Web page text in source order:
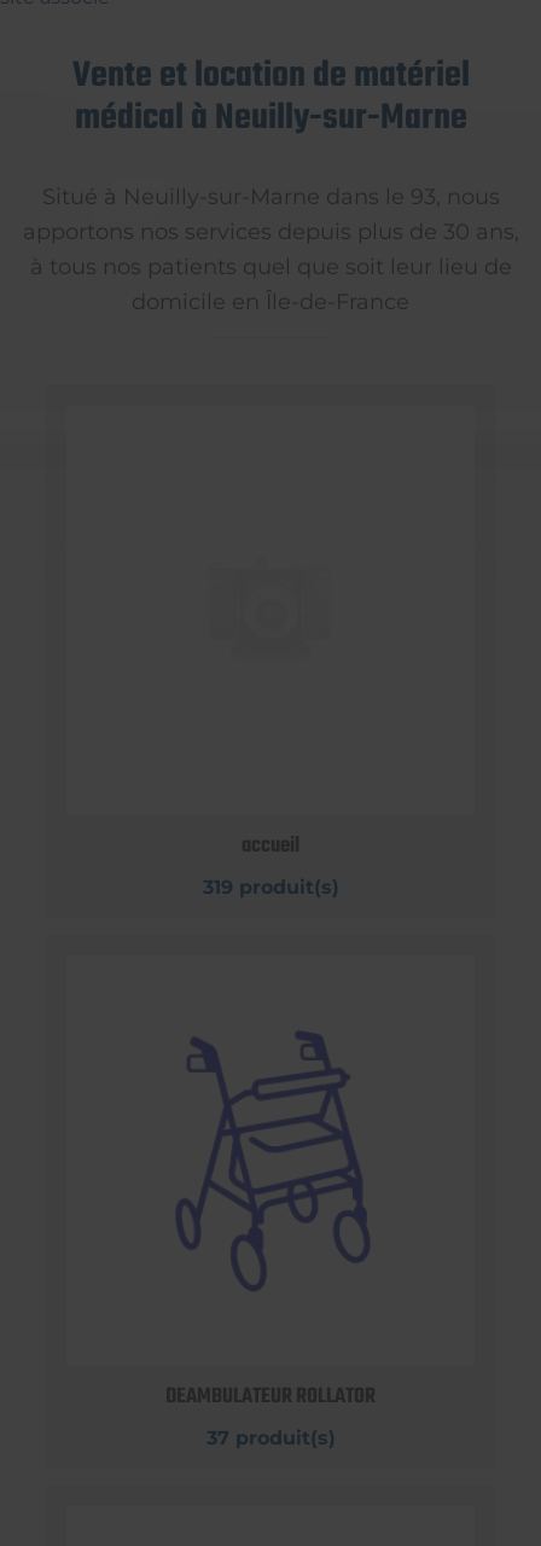
Vente et location de matériel
médical à Neuilly-sur-Marne
Situé à Neuilly-sur-Marne dans le 93, nous
apportons nos services depuis plus de 30 ans,
à tous nos patients quel que soit leur lieu de
domicile en Île-de-France
accueil
319 produit(s)
DEAMBULATEUR ROLLATOR
37 produit(s)